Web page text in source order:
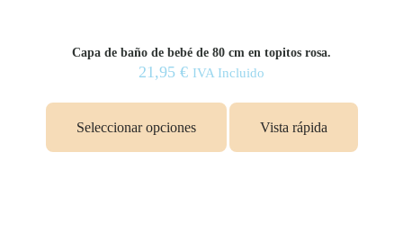
Capa de baño de bebé de 80 cm en topitos rosa.
21,95 € IVA Incluido
Seleccionar opciones Vista rápida